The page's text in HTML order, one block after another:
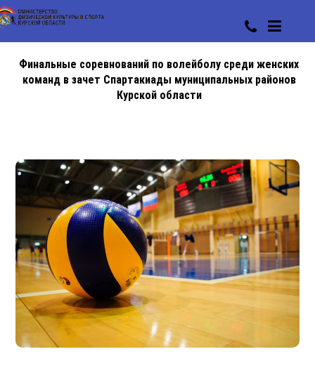
Финальные соревнований по волейболу среди женских
команд в зачет Спартакиады муниципальных районов
Курской области